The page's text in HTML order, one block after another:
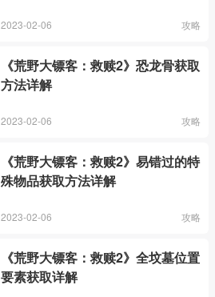
2023-02-06 攻略
《荒野大镖客：救赎2》恐龙骨获取
方法详解
2023-02-06 攻略
《荒野大镖客：救赎2》易错过的特
殊物品获取方法详解
2023-02-06 攻略
《荒野大镖客：救赎2》全坟墓位置
要素获取详解